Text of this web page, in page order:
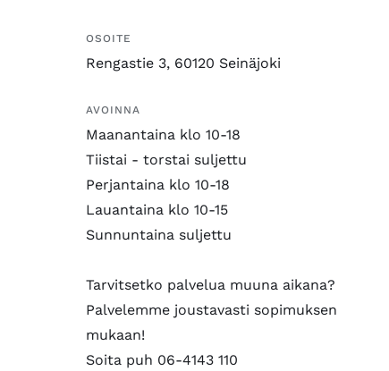
OSOITE
Rengastie 3, 60120 Seinäjoki
AVOINNA
Maanantaina klo 10-18
Tiistai - torstai suljettu
Perjantaina klo 10-18
Lauantaina klo 10-15
Sunnuntaina suljettu
Tarvitsetko palvelua muuna aikana?
Palvelemme joustavasti sopimuksen
mukaan!
Soita puh 06-4143 110